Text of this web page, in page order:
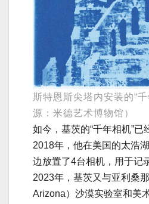
斯特恩斯尖塔内安装的“
源：米德艺术博物馆）
如今，基茨的“千年相机”已
2018年，他在美国的太浩
边放置了4台相机，用于记
2023年，基茨又与亚利桑
Arizona）沙漠实验室和美